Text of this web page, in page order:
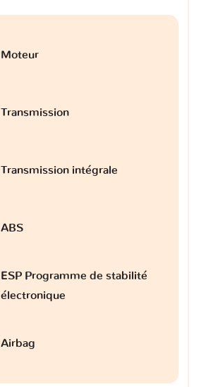
Moteur
Transmission
Transmission intégrale
ABS
ESP Programme de stabilité
électronique
Airbag